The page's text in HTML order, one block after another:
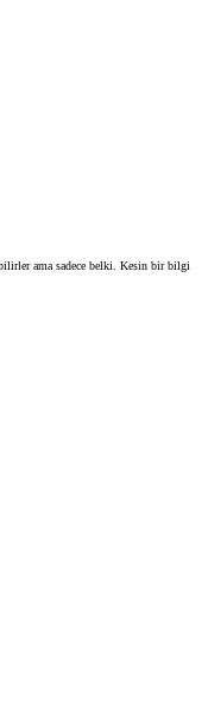
ama sadece belki. Kesin bir bilgi